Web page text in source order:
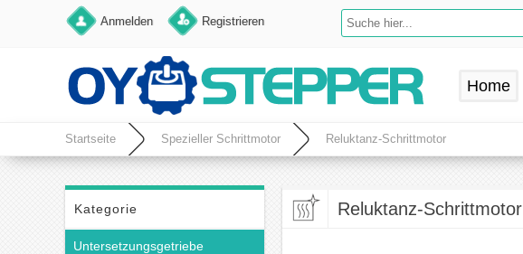
Anmelden Registrieren
Home
Startseite Spezieller Schrittmotor Reluktanz-Schrittmotor
Kategorie
Untersetzungsgetriebe
Reluktanz-Schrittmotor